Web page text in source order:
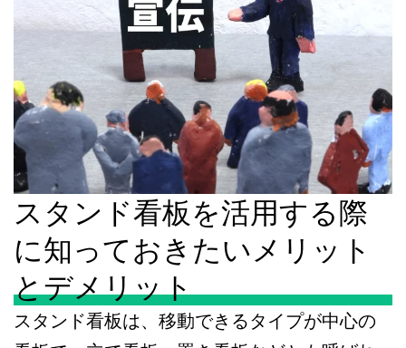
スタンド看板を活用する際
に知っておきたいメリット
とデメリット
スタンド看板は、移動できるタイプが中心の